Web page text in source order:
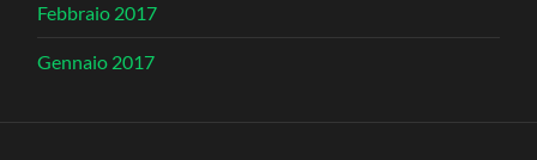
Febbraio 2017
Gennaio 2017